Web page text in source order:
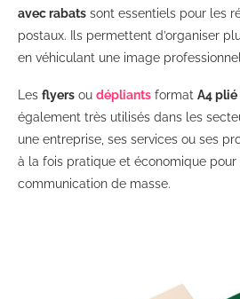
avec rabats sont essentiels pour les
postaux. Ils permettent d’organiser
en véhiculant une image
Les flyers ou dépliants format A4 plié
également très utilisés dans les
une entreprise, ses services ou ses
à la fois pratique et économique
communication de masse.